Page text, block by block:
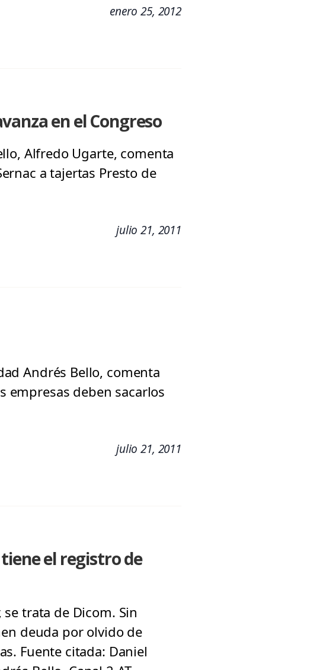
enero 25, 2012
en el Congreso
Alfredo Ugarte, comenta
a tajertas Presto de
julio 21, 2011
Andrés Bello, comenta
empresas deben sacarlos
julio 21, 2011
tiene el registro de
trata de Dicom. Sin
deuda por olvido de
Fuente citada: Daniel